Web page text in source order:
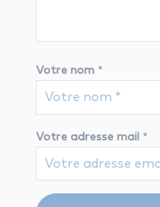
Votre nom *
Votre adresse mail *